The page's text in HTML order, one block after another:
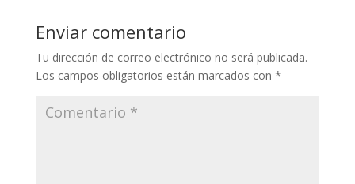
Enviar comentario
Tu dirección de correo electrónico no será publicada.
Los campos obligatorios están marcados con *